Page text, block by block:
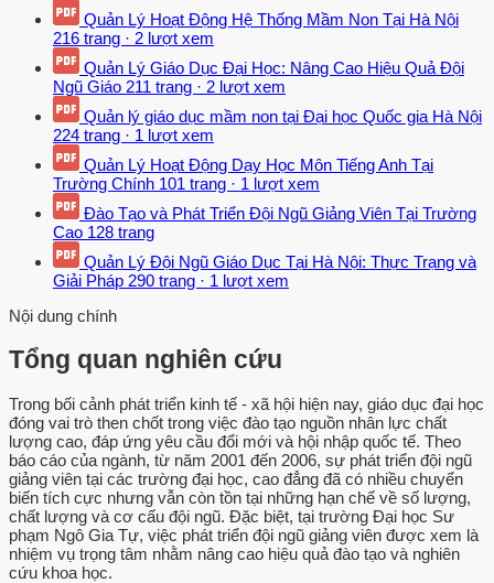
Quản Lý Hoạt Động Hệ Thống Mầm Non Tại Hà Nội
216 trang · 2 lượt xem
Quản Lý Giáo Dục Đại Học: Nâng Cao Hiệu Quả Đội
Ngũ Giáo 211 trang · 2 lượt xem
Quản lý giáo dục mầm non tại Đại học Quốc gia Hà Nội
224 trang · 1 lượt xem
Quản Lý Hoạt Động Dạy Học Môn Tiếng Anh Tại
Trường Chính 101 trang · 1 lượt xem
Đào Tạo và Phát Triển Đội Ngũ Giảng Viên Tại Trường
Cao 128 trang
Quản Lý Đội Ngũ Giáo Dục Tại Hà Nội: Thực Trạng và
Giải Pháp 290 trang · 1 lượt xem
Nội dung chính
Tổng quan nghiên cứu
Trong bối cảnh phát triển kinh tế - xã hội hiện nay, giáo dục đại học
đóng vai trò then chốt trong việc đào tạo nguồn nhân lực chất
lượng cao, đáp ứng yêu cầu đổi mới và hội nhập quốc tế. Theo
báo cáo của ngành, từ năm 2001 đến 2006, sự phát triển đội ngũ
giảng viên tại các trường đại học, cao đẳng đã có nhiều chuyển
biến tích cực nhưng vẫn còn tồn tại những hạn chế về số lượng,
chất lượng và cơ cấu đội ngũ. Đặc biệt, tại trường Đại học Sư
phạm Ngô Gia Tự, việc phát triển đội ngũ giảng viên được xem là
nhiệm vụ trọng tâm nhằm nâng cao hiệu quả đào tạo và nghiên
cứu khoa học.